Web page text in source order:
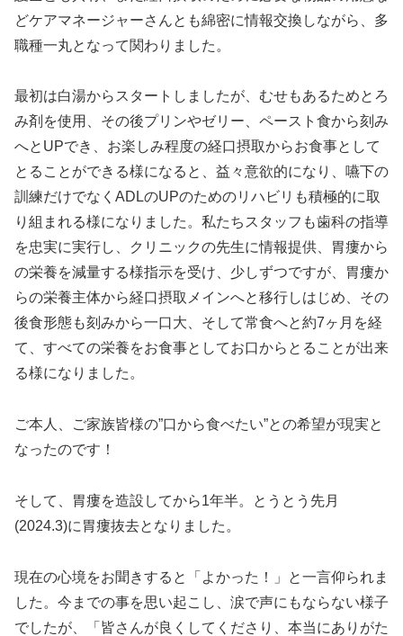
どケアマネージャーさんとも綿密に情報交換しながら、多
職種一丸となって関わりました。
最初は白湯からスタートしましたが、むせもあるためとろ
み剤を使用、その後プリンやゼリー、ペースト食から刻み
へとUPでき、お楽しみ程度の経口摂取からお食事として
とることができる様になると、益々意欲的になり、嚥下の
訓練だけでなくADLのUPのためのリハビリも積極的に取
り組まれる様になりました。私たちスタッフも歯科の指導
を忠実に実行し、クリニックの先生に情報提供、胃瘻から
の栄養を減量する様指示を受け、少しずつですが、胃瘻か
らの栄養主体から経口摂取メインへと移行しはじめ、その
後食形態も刻みから一口大、そして常食へと約7ヶ月を経
て、すべての栄養をお食事としてお口からとることが出来
る様になりました。
ご本人、ご家族皆様の”口から食べたい”との希望が現実と
なったのです！
そして、胃瘻を造設してから1年半。とうとう先月
(2024.3)に胃瘻抜去となりました。
現在の心境をお聞きすると「よかった！」と一言仰られま
した。今までの事を思い起こし、涙で声にもならない様子
でしたが、「皆さんが良くしてくださり、本当にありがた